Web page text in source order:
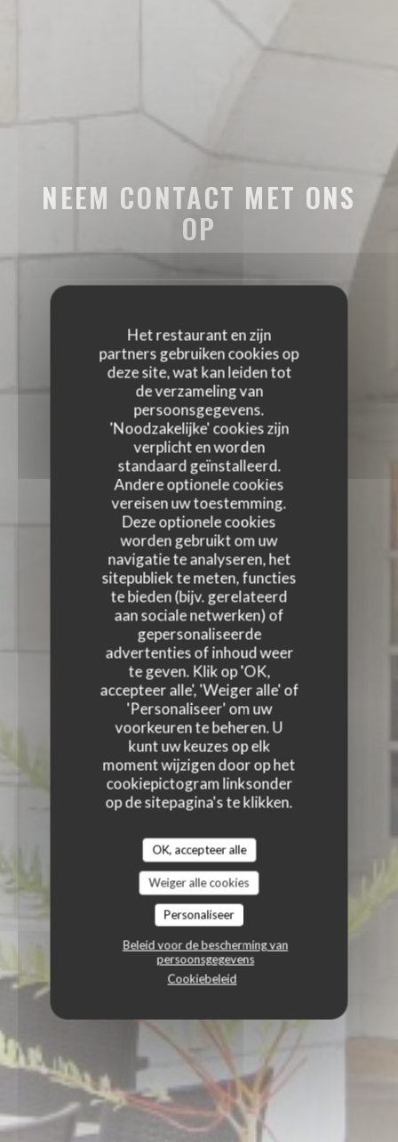
Het restaurant en zijn
partners gebruiken cookies op
deze site, wat kan leiden tot
de verzameling van
persoonsgegevens.
'Noodzakelijke' cookies zijn
verplicht en worden
standaard geïnstalleerd.
Andere optionele cookies
vereisen uw toestemming.
Deze optionele cookies
worden gebruikt om uw
navigatie te analyseren, het
sitepubliek te meten, functies
te bieden (bijv. gerelateerd
aan sociale netwerken) of
gepersonaliseerde
advertenties of inhoud weer
te geven. Klik op 'OK,
accepteer alle', 'Weiger alle' of
'Personaliseer' om uw
voorkeuren te beheren. U
kunt uw keuzes op elk
moment wijzigen door op het
cookiepictogram linksonder
op de sitepagina's te klikken.
OK, accepteer alle
Weiger alle cookies
Personaliseer
Beleid voor de bescherming van
persoonsgegevens
Cookiebeleid
NEEM CONTACT MET ONS
OP